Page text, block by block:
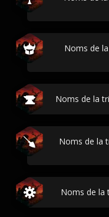
Noms de
Noms de la
Noms de la
Noms de la